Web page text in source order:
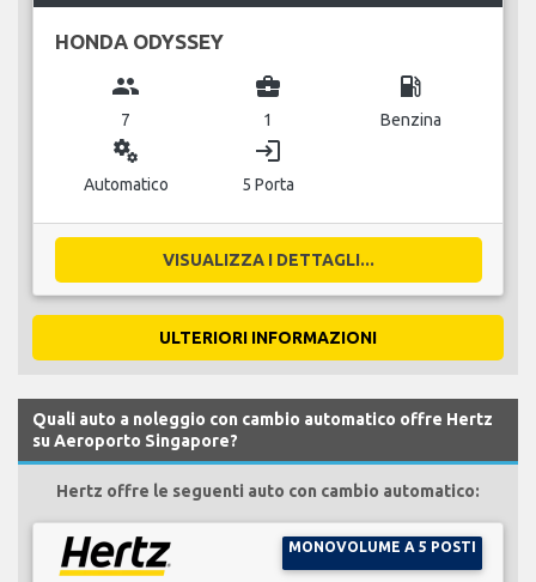
HONDA ODYSSEY
group
7
business_center
1
local_gas_station
Benzina
miscellaneous_services
Automatico
login
5 Porta
VISUALIZZA I DETTAGLI...
ULTERIORI INFORMAZIONI
Quali auto a noleggio con cambio automatico offre Hertz
su Aeroporto Singapore?
Hertz offre le seguenti auto con cambio automatico:
MONOVOLUME A 5 POSTI